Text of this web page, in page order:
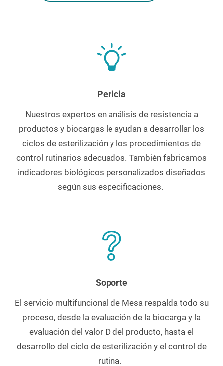
Pericia
Nuestros expertos en análisis de resistencia a
productos y biocargas le ayudan a desarrollar los
ciclos de esterilización y los procedimientos de
control rutinarios adecuados. También fabricamos
indicadores biológicos personalizados diseñados
según sus especificaciones.
Soporte
El servicio multifuncional de Mesa respalda todo su
proceso, desde la evaluación de la biocarga y la
evaluación del valor D del producto, hasta el
desarrollo del ciclo de esterilización y el control de
rutina.